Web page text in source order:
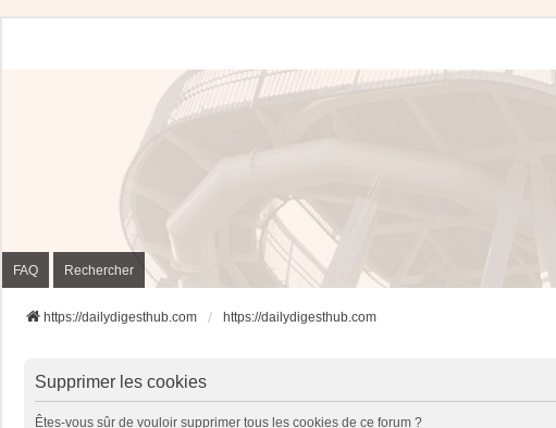
FAQ Rechercher
https://dailydigesthub.com https://dailydigesthub.com
Supprimer les cookies
Êtes-vous sûr de vouloir supprimer tous les cookies de ce forum ?